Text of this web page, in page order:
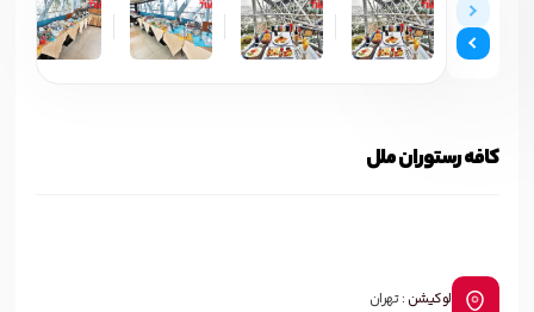
کافه رستوران ملل
لوکیشن :تهران